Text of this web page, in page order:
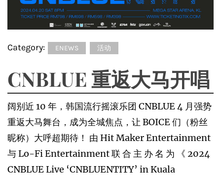
Category: ENEWS 活动
CNBLUE 重返大马开唱
阔别近 10 年，韩国流行摇滚乐团 CNBLUE 4 月强势
重返大马舞台，成为全城焦点，让 BOICE 们（粉丝
昵称）大呼超期待！ 由 Hit Maker Entertainment
与 Lo-Fi Entertainment 联 合 主 办 名 为 《 2024
CNBLUE Live ‘CNBLUENTITY’ in Kuala